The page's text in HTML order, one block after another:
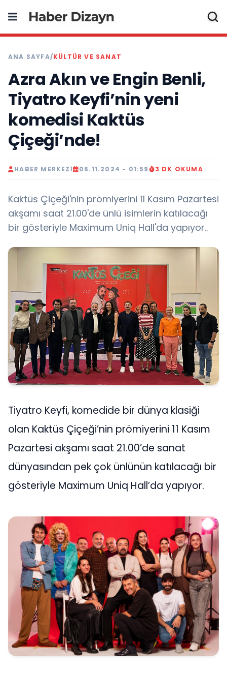
ANA SAYFA/KÜLTÜR VE SANAT
Azra Akın ve Engin Benli,
Tiyatro Keyfi’nin yeni
komedisi Kaktüs
Çiçeği’nde!
HABER MERKEZI 06.11.2024 - 01:59 3 DK OKUMA
Kaktüs Çiçeği'nin prömiyerini 11 Kasım Pazartesi
akşamı saat 21.00'de ünlü isimlerin katılacağı
bir gösteriyle Maximum Uniq Hall'da yapıyor..
Tiyatro Keyfi, komedide bir dünya klasiği
olan Kaktüs Çiçeği’nin prömiyerini 11 Kasım
Pazartesi akşamı saat 21.00’de sanat
dünyasından pek çok ünlünün katılacağı bir
gösteriyle Maximum Uniq Hall’da yapıyor.